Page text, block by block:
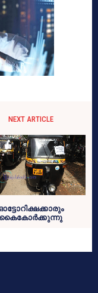
NEXT ARTICLE
കൈകോര്‍ക്കുന്നു